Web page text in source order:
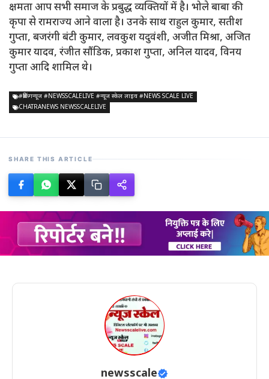
क्षमता आप सभी समाज के प्रबुद्ध व्यक्तियों में है। भोले बाबा की
कृपा से रामराज्य आने वाला है। उनके साथ राहुल कुमार, सतीश
गुप्ता, बजरंगी बंटी कुमार, लवकुश यदुवंशी, अजीत मिश्रा, अजित
कुमार यादव, रंजीत सौंडिक, प्रकाश गुप्ता, अनिल यादव, विनय
गुप्ता आदि शामिल थे।
#ब्रेकिंगन्यूज #NEWSSCALELIVE #न्यूज स्केल लाइव #NEWS SCALE LIVE
CHATRANEWS NEWSSCALELIVE
SHARE THIS ARTICLE
newsscale